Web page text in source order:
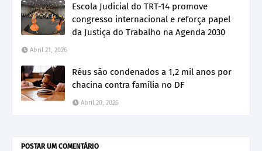
Escola Judicial do TRT-14 promove
congresso internacional e reforça papel
da Justiça do Trabalho na Agenda 2030
Abril 21, 2026
Réus são condenados a 1,2 mil anos por
chacina contra família no DF
Abril 20, 2026
POSTAR UM COMENTÁRIO